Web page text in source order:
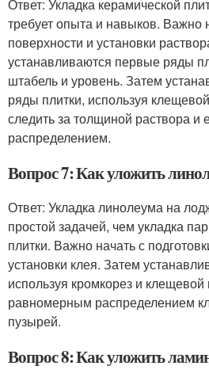
Ответ: Укладка керамической
требует опыта и навыков. Важно
поверхности и установки
устанавливаются первые ряды
штабель и уровень. Затем
ряды плитки, используя
следить за толщиной раствора
распределением.
Вопрос 7: Как уложить
Ответ: Укладка линолеума на
простой задачей, чем укладка
плитки. Важно начать с
установки клея. Затем
используя кромкорез и
равномерным распределением
пузырей.
Вопрос 8: Как уложить